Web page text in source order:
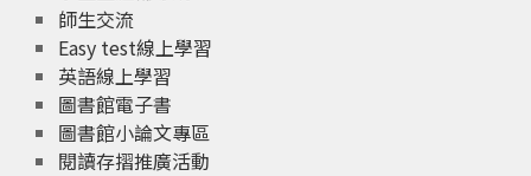
師生交流
Easy test線上學習
英語線上學習
圖書館電子書
圖書館小論文專區
閱讀存摺推廣活動